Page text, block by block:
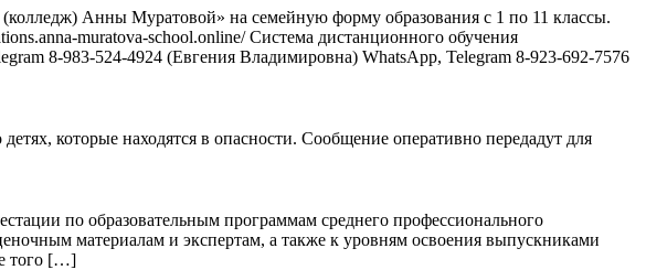
Анны Муратовой» на семейную форму образования с 1 по 11 классы.
muratova-school.online/ Система дистанционного обучения
8-983-524-4924 (Евгения Владимировна) WhatsApp, Telegram 8-923-692-7576
которые находятся в опасности. Сообщение оперативно передадут для
по образовательным программам среднего профессионального
материалам и экспертам, а также к уровням освоения выпускниками
того […]